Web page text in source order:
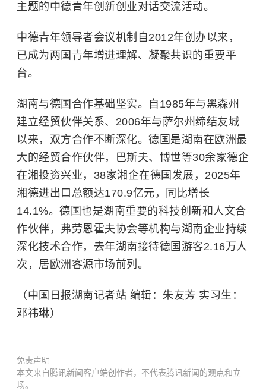
主题的中德青年创新创业对话交流活动。
中德青年领导者会议机制自2012年创办以来，
已成为两国青年增进理解、凝聚共识的重要平
台。
湖南与德国合作基础坚实。自1985年与黑森州
建立经贸伙伴关系、2006年与萨尔州缔结友城
以来，双方合作不断深化。德国是湖南在欧洲最
大的经贸合作伙伴，巴斯夫、博世等30余家德企
在湘投资兴业，38家湘企在德国发展，2025年
湘德进出口总额达170.9亿元，同比增长
14.1%。德国也是湖南重要的科技创新和人文合
作伙伴，弗劳恩霍夫协会等机构与湖南企业持续
深化技术合作，去年湖南接待德国游客2.16万人
次，居欧洲客源市场前列。
（中国日报湖南记者站 编辑：朱友芳 实习生：
邓祎琳）
免责声明
本文来自腾讯新闻客户端创作者，不代表腾讯新闻的观点和立
场。